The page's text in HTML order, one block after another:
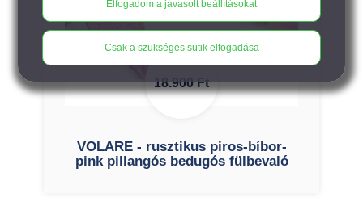
18.900Ft
VOLARE - rusztikus piros-bíbor-
pink pillangós bedugós fülbevaló
Elfogadom a javasolt beállításokat
Csak a szükséges sütik elfogadása